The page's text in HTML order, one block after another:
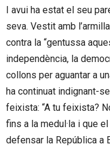
I avui ha estat el seu
seva. Vestit amb
contra la “gentussa
independència, la
collons per aguantar a
ha continuat indignant-
feixista: “A tu feixista?
fins a la medul·la i que
defensar la República a